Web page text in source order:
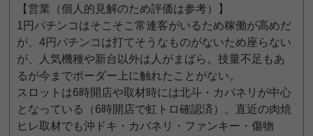
【営業（個人的見解のため評価は参考）】
1円パチンコはそこそこ常連客がいるため稼働が高めだ
が、4円パチンコは打てそうなものがないため座らない
が、人気機種や新台以外は人がまばら。技量不足もあ
るが今までボーダー上に触れたことがない。
スロットは6時開店や取材時には北斗・カバネリが中心
となっている（6時開店で虹トロ確認済）。直近の肉焼
ヒレ取材でも沖ドキ・カバネリ・ファンキー・傷物